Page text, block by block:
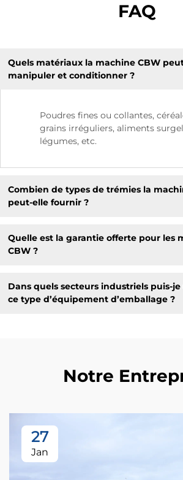
FAQ
Quels matériaux la machine CBW
manipuler et conditionner ?
Poudres fines ou collantes,
grains irréguliers, aliments
légumes, etc.
Combien de types de trémies la
peut-elle fournir ?
Quelle est la garantie offerte pour les
CBW ?
Dans quels secteurs industriels puis-
ce type d’équipement d’emballage ?
Notre
27
Jan